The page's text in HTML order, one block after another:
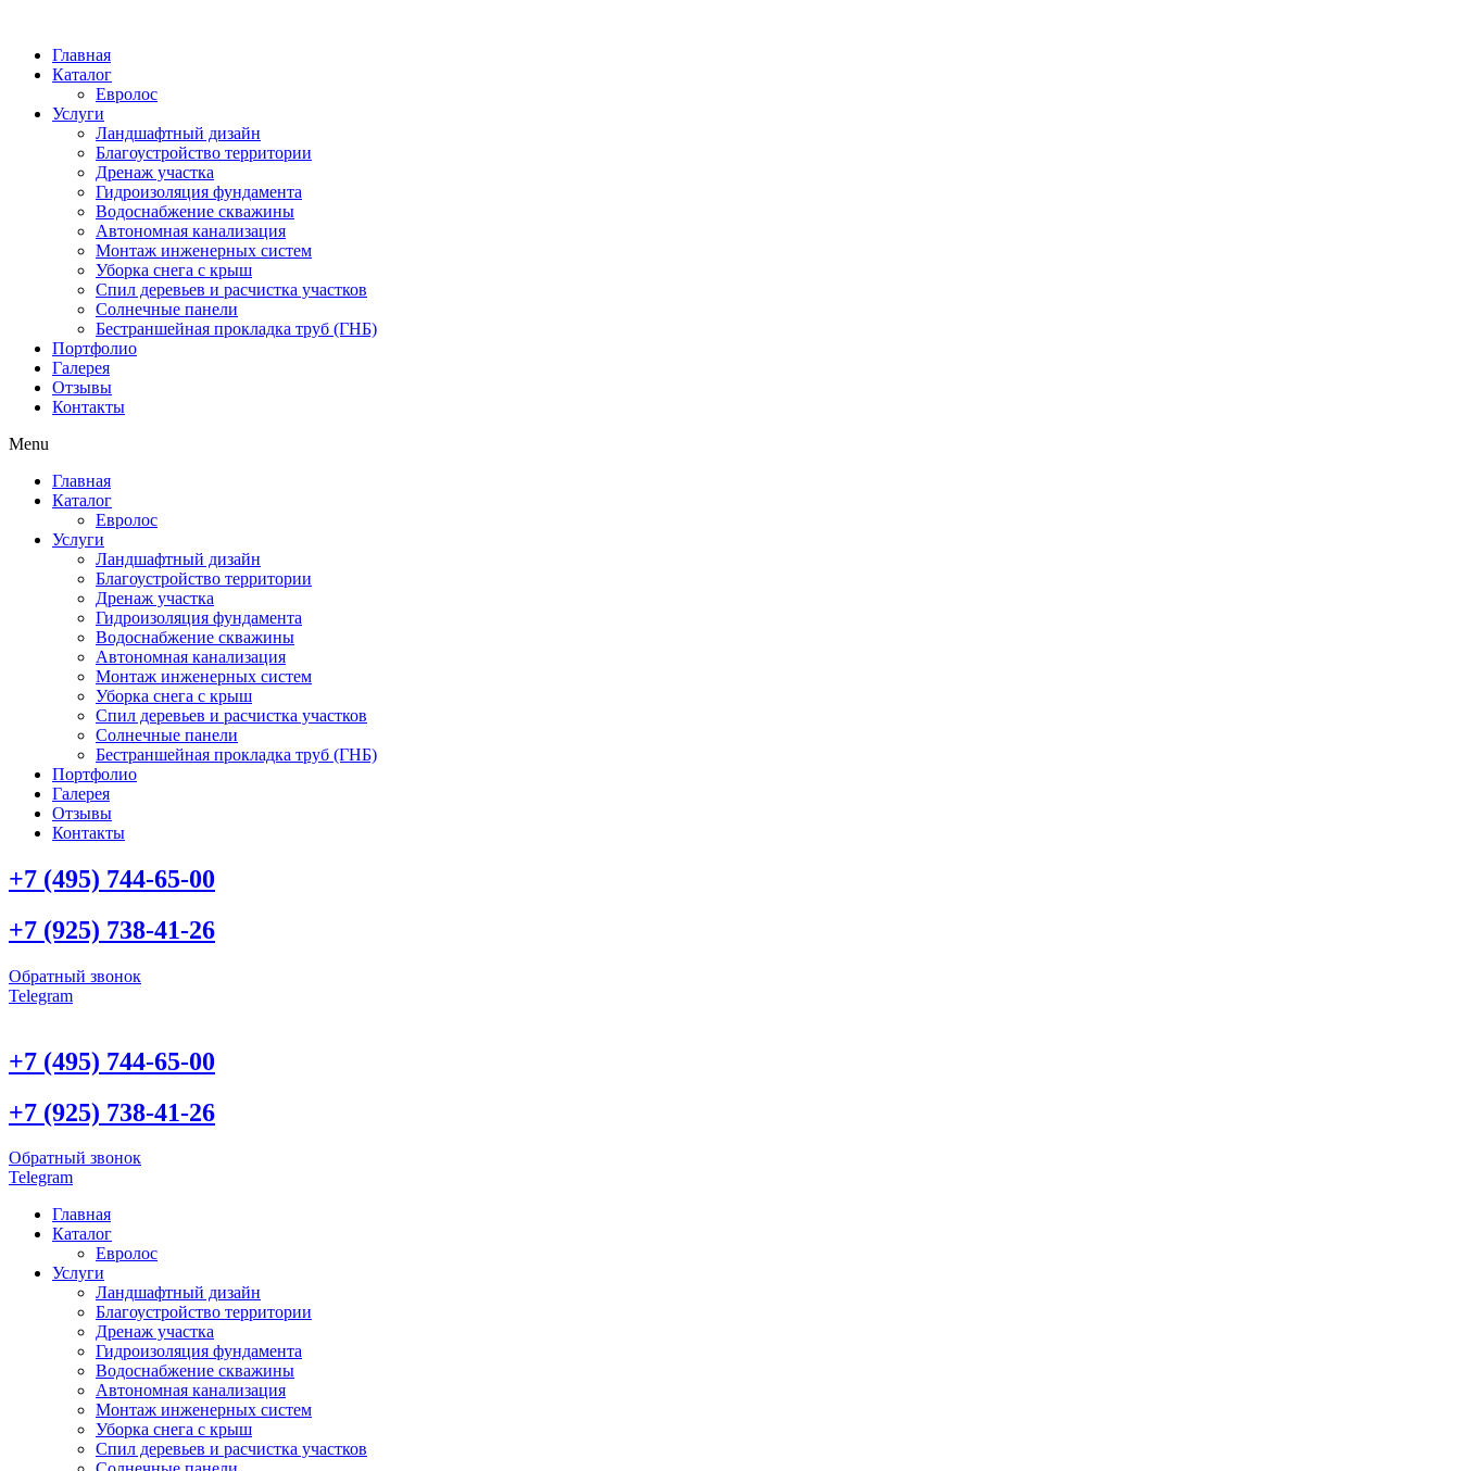
Главная
Каталог
Евролос
Услуги
Ландшафтный дизайн
Благоустройство территории
Дренаж участка
Гидроизоляция фундамента
Водоснабжение скважины
Автономная канализация
Монтаж инженерных систем
Уборка снега с крыш
Спил деревьев и расчистка участков
Солнечные панели
Бестраншейная прокладка труб (ГНБ)
Портфолио
Галерея
Отзывы
Контакты
Menu
Главная
Каталог
Евролос
Услуги
Ландшафтный дизайн
Благоустройство территории
Дренаж участка
Гидроизоляция фундамента
Водоснабжение скважины
Автономная канализация
Монтаж инженерных систем
Уборка снега с крыш
Спил деревьев и расчистка участков
Солнечные панели
Бестраншейная прокладка труб (ГНБ)
Портфолио
Галерея
Отзывы
Контакты
+7 (495) 744-65-00
+7 (925) 738-41-26
Обратный звонок
Telegram
+7 (495) 744-65-00
+7 (925) 738-41-26
Обратный звонок
Telegram
Главная
Каталог
Евролос
Услуги
Ландшафтный дизайн
Благоустройство территории
Дренаж участка
Гидроизоляция фундамента
Водоснабжение скважины
Автономная канализация
Монтаж инженерных систем
Уборка снега с крыш
Спил деревьев и расчистка участков